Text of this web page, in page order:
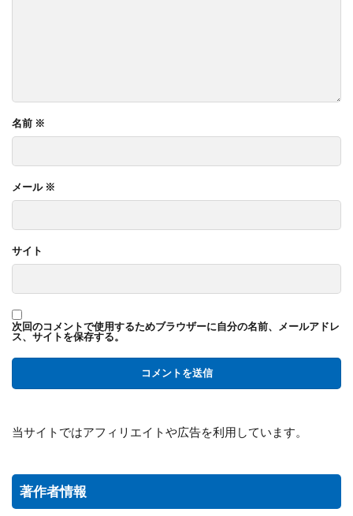
名前 ※
メール ※
サイト
次回のコメントで使用するためブラウザーに自分の名前、メールアドレ
ス、サイトを保存する。
当サイトではアフィリエイトや広告を利用しています。
著作者情報